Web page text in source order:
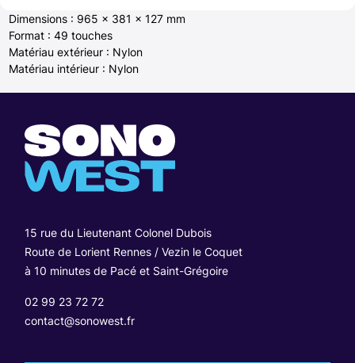
Dimensions : 965 x 381 x 127 mm
Format : 49 touches
Matériau extérieur : Nylon
Matériau intérieur : Nylon
15 rue du Lieutenant Colonel Dubois
Route de Lorient Rennes / Vezin le Coquet
à 10 minutes de Pacé et Saint-Grégoire
02 99 23 72 72
contact@sonowest.fr